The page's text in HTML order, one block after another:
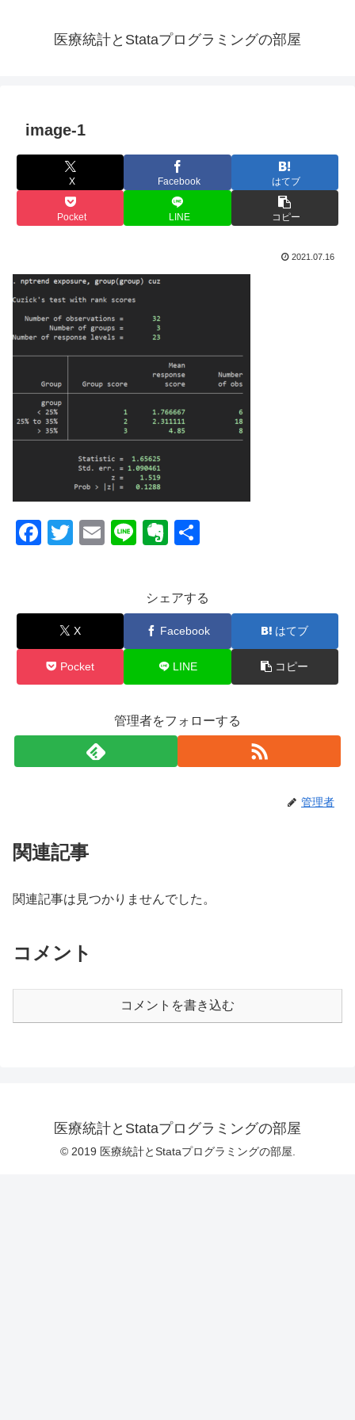
医療統計とStataプログラミングの部屋
image-1
X Facebook はてブ
Pocket LINE コピー
2021.07.16
F
e
o
o
T
er
E
Li
E
n
ot
e
シェアする
X Facebook はてブ
Pocket LINE コピー
管理者をフォローする
管理者
関連記事
関連記事は見つかりませんでした。
コメント
コメントを書き込む
医療統計とStataプログラミングの部屋
© 2019 医療統計とStataプログラミングの部屋.